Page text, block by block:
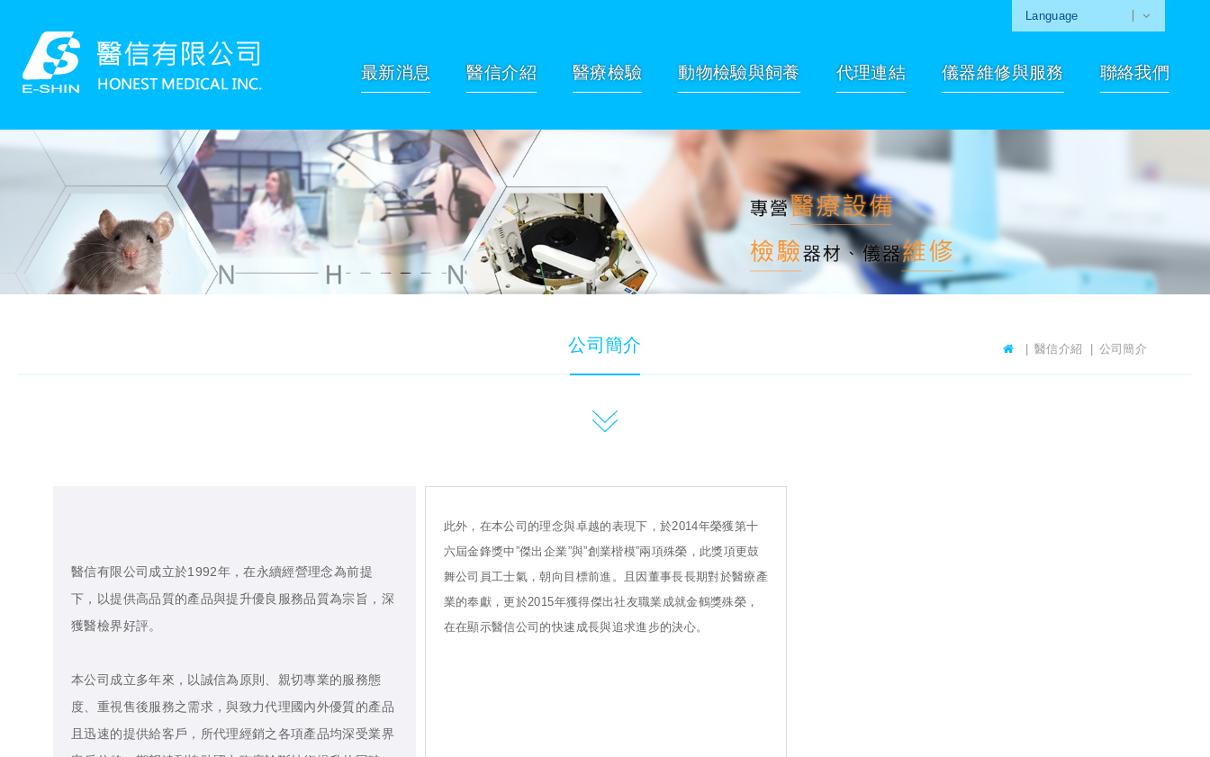
Language
最新消息 醫信介紹 醫療檢驗 動物檢驗與飼養 代理連結 儀器維修與服務 聯絡我們
公司簡介 醫信介紹 公司簡介
醫信有限公司成立於1992年，在永續經營理念為前提
下，以提供高品質的產品與提升優良服務品質為宗旨，深
獲醫檢界好評。
本公司成立多年來，以誠信為原則、親切專業的服務態
度、重視售後服務之需求，與致力代理國內外優質的產品
且迅速的提供給客戶，所代理經銷之各項產品均深受業界
此外，在本公司的理念與卓越的表現下，於2014年榮獲第十
六屆金鋒獎中”傑出企業”與”創業楷模”兩項殊榮，此獎項更鼓
舞公司員工士氣，朝向目標前進。且因董事長長期對於醫療產
業的奉獻，更於2015年獲得傑出社友職業成就金鶴獎殊榮，
在在顯示醫信公司的快速成長與追求進步的決心。